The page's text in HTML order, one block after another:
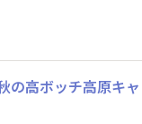
の高ボッチ高原キ